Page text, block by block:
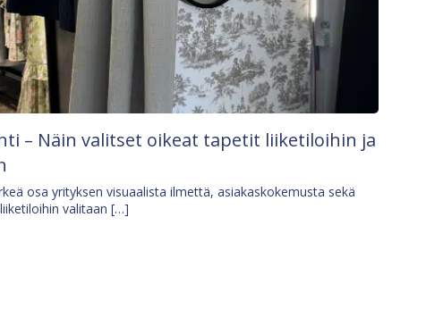
– Näin valitset oikeat tapetit liiketiloihin ja
osa yrityksen visuaalista ilmettä, asiakaskokemusta sekä
valitaan […]